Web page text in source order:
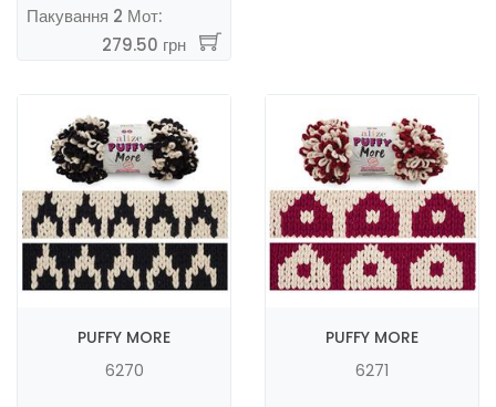
Пакування 2 Мот:
279.50 грн
PUFFY MORE
6270
PUFFY MORE
6271